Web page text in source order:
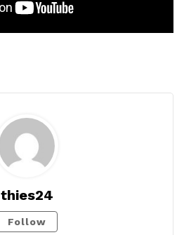
thies24
Follow